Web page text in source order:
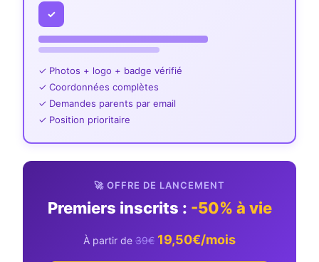
✓
✓ Photos + logo + badge vérifié
✓ Coordonnées complètes
✓ Demandes parents par email
✓ Position prioritaire
🚀 OFFRE DE LANCEMENT
Premiers inscrits : -50% à vie
À partir de 39€ 19,50€/mois